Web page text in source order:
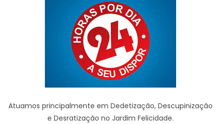
Atuamos principalmente em Dedetização, Descupinização
e Desratização no Jardim Felicidade.